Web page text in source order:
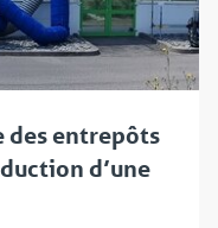
des entrepôts
d’une